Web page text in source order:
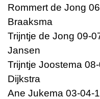
Rommert de Jong
Braaksma
Trijntje de Jong 09-
Jansen
Trijntje Joostema
Dijkstra
Ane Jukema 03-04-